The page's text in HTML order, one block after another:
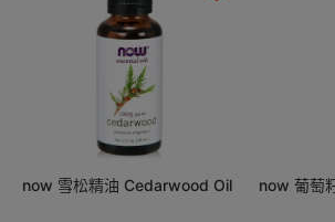
now 雪松精油 Cedarwood Oil now 葡萄